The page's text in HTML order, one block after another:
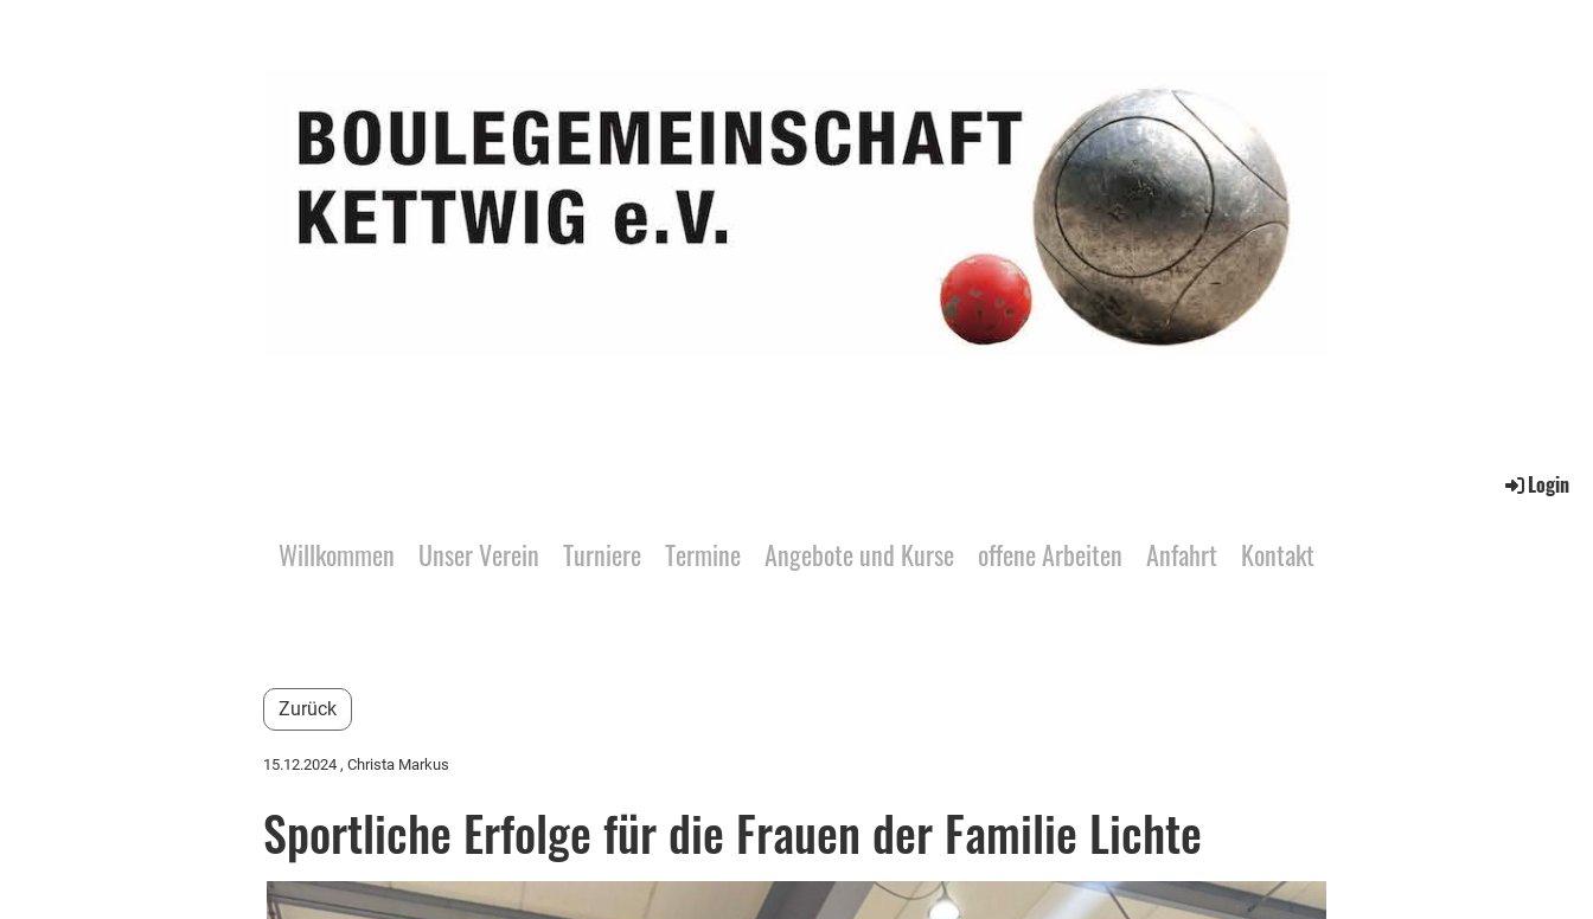
Login
Willkommen Unser Verein Turniere Termine Angebote und Kurse offene Arbeiten Anfahrt Kontakt
Zurück
15.12.2024 , Christa Markus
Sportliche Erfolge für die Frauen der Familie Lichte